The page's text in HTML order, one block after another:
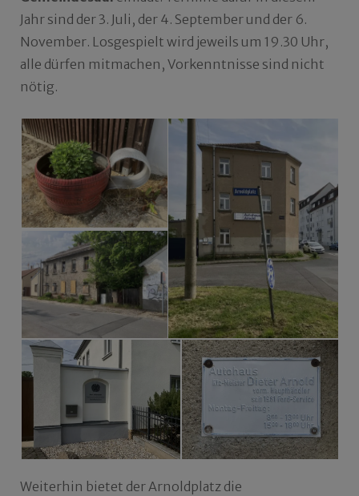
Jahr sind der 3. Juli, der 4. September und der 6.
November. Losgespielt wird jeweils um 19.30 Uhr,
alle dürfen mitmachen, Vorkenntnisse sind nicht
nötig.
Weiterhin bietet der Arnoldplatz die